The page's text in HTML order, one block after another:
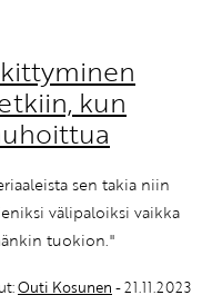
kun
sen takia niin
välipaloiksi vaikka
tuokion."
Outi Kosunen - 21.11.2023